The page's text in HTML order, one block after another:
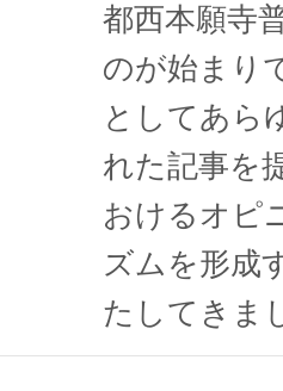
都西本願寺
のが始まり
としてあら
れた記事を
おけるオピ
ズムを形成
たしてきま